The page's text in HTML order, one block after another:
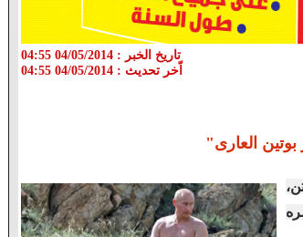
تاريخ الخبر : 04/05/2014 04:55
اّخر تحديث : 04/05/2014 04:55
العارى"